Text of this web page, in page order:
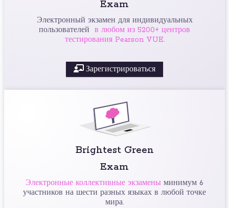
Exam
Электронный экзамен для индивидуальных
пользователей
в любом из 5200+ центров
тестирования Pearson VUE.
Зарегистрироваться
Brightest Green
Exam
Электронные коллективные экзамены минимум 6
участников на шести разных языках в любой точке
мира.